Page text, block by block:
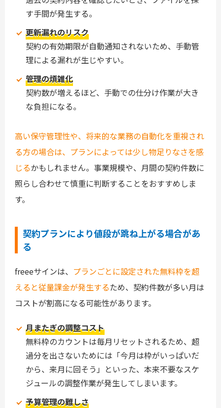
す手間が発生する。
更新漏れのリスク
契約の有効期限が自動通知されないため、手動管
理による漏れが生じやすい。
管理の煩雑化
契約数が増えるほど、手動での仕分け作業が大き
な負担になる。
高い保守管理性や、将来的な業務の自動化を重視され
る方の場合は、プランによっては少し物足りなさを感
じるかもしれません。事業規模や、月間の契約件数に
照らし合わせて慎重に判断することをおすすめしま
す。
契約プランにより値段が跳ね上がる場合があ
る
freeeサインは、 プランごとに設定された無料枠を超
えると従量課金が発生するため、契約件数が多い月は
コストが割高になる可能性があります。
月またぎの調整コスト
無料枠のカウントは毎月リセットされるため、超
過分を出さないためには「今月は枠がいっぱいだ
から、来月に回そう」といった、本来不要なスケ
ジュールの調整作業が発生してしまいます。
予算管理の難しさ